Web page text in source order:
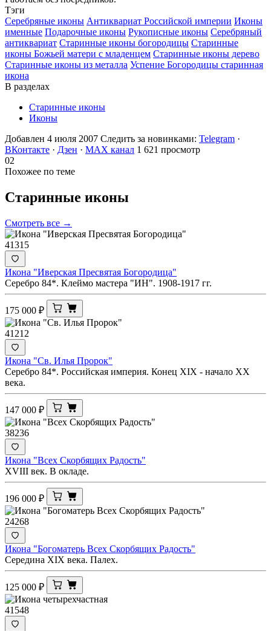
Тэги
Cеребряные иконы Антиквариат Российской империи Иконы
именные Подарочные иконы Рукописные иконы Серебряный
антиквариат Старинные иконы богородицы Старинные
иконы Божьей матери с младенцем Старинные иконы дерево
Старинные иконы из металла Успение Богородицы старинная
икона
В разделах
Старинные иконы
Иконы
Добавлен 4 июля 2007 Следить за новинками: Telegram ·
ВКонтакте · Дзен · MAX канал 1 621 просмотр
02
Похожее по теме
Старинные иконы
Смотреть все →
41315
Икона "Иверская Пресвятая Богородица"
Серебро 84*. Клеймо мастера "ИН". 1908-1917 гг.
175 000 ₽
41212
Икона "Св. Илья Пророк"
Серебро 84*. Российская империя. Конец XIX - начало ХХ
века.
147 000 ₽
38236
Икона "Всех Скорбящих Радость"
XVIII век. В окладе.
196 000 ₽
24268
Икона "Богоматерь Всех Скорбящих Радость"
Середина XIX века. Палех.
125 000 ₽
41548